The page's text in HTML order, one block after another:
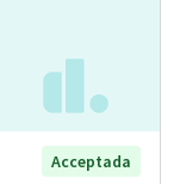
Acceptada